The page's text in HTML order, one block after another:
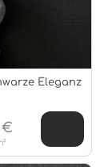
Eleganz
€